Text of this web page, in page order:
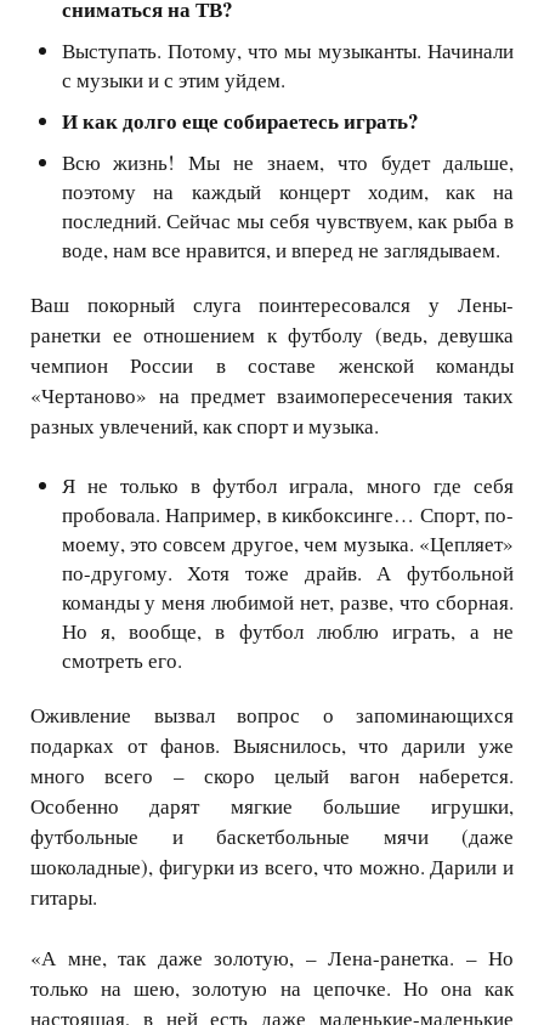
сниматься на ТВ?
Выступать. Потому, что мы музыканты. Начинали
с музыки и с этим уйдем.
И как долго еще собираетесь играть?
Всю жизнь! Мы не знаем, что будет дальше,
поэтому на каждый концерт ходим, как на
последний. Сейчас мы себя чувствуем, как рыба в
воде, нам все нравится, и вперед не заглядываем.
Ваш покорный слуга поинтересовался у Лены-
ранетки ее отношением к футболу (ведь, девушка
чемпион России в составе женской команды
«Чертаново» на предмет взаимопересечения таких
разных увлечений, как спорт и музыка.
Я не только в футбол играла, много где себя
пробовала. Например, в кикбоксинге… Спорт, по-
моему, это совсем другое, чем музыка. «Цепляет»
по-другому. Хотя тоже драйв. А футбольной
команды у меня любимой нет, разве, что сборная.
Но я, вообще, в футбол люблю играть, а не
смотреть его.
Оживление вызвал вопрос о запоминающихся
подарках от фанов. Выяснилось, что дарили уже
много всего – скоро целый вагон наберется.
Особенно дарят мягкие большие игрушки,
футбольные и баскетбольные мячи (даже
шоколадные), фигурки из всего, что можно. Дарили и
гитары.
«А мне, так даже золотую, – Лена-ранетка. – Но
только на шею, золотую на цепочке. Но она как
настоящая, в ней есть даже маленькие-маленькие